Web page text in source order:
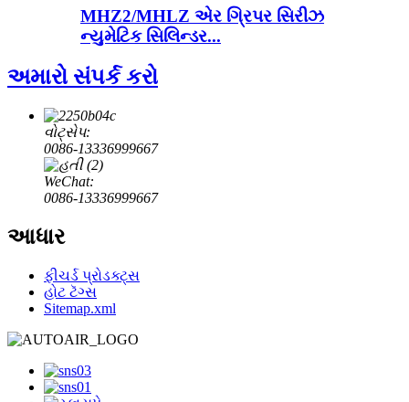
MHZ2/MHLZ એર ગ્રિપર સિરીઝ
ન્યુમેટિક સિલિન્ડર...
અમારો સંપર્ક કરો
વોટ્સેપ:
0086-13336999667
WeChat:
0086-13336999667
આધાર
ફીચર્ડ પ્રોડક્ટ્સ
હોટ ટૅગ્સ
Sitemap.xml